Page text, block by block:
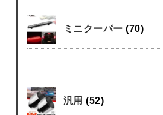
ミニクーパー(70)
汎用(52)